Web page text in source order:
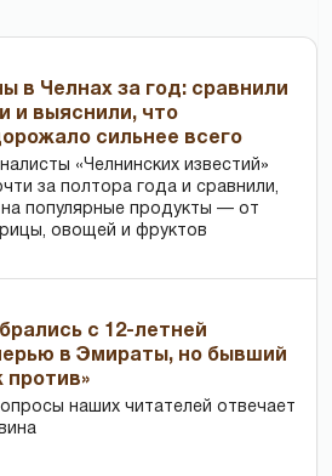
в Челнах за год: сравнили
и выяснили, что
сильнее всего
«Челнинских известий»
за полтора года и сравнили,
популярные продукты — от
овощей и фруктов
с 12-летней
в Эмираты, но бывший
против»
наших читателей отвечает